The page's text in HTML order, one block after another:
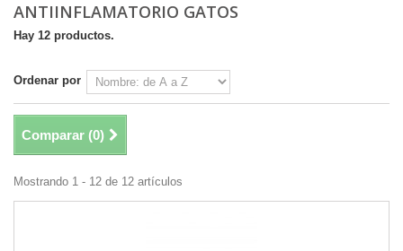
ANTIINFLAMATORIO GATOS
Hay 12 productos.
Ordenar por
Comparar (0)
Mostrando 1 - 12 de 12 artículos